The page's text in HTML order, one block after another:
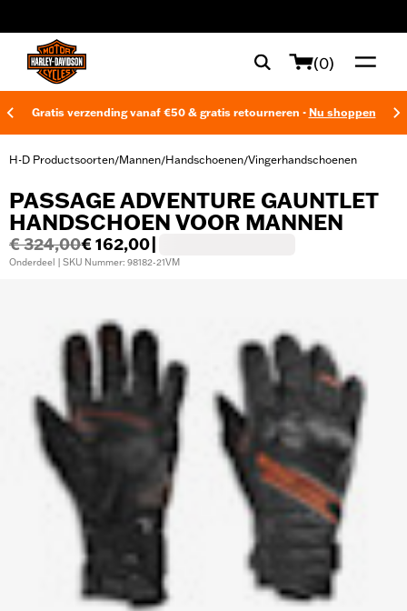
(0)
Gratis verzending vanaf €50 & gratis retourneren - Nu shoppen
H-D Productsoorten/Mannen/Handschoenen/Vingerhandschoenen
PASSAGE ADVENTURE GAUNTLET
HANDSCHOEN VOOR MANNEN
€ 324,00€ 162,00
Onderdeel | SKU Nummer: 98182-21VM